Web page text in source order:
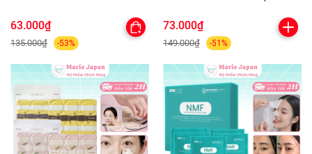
63.000₫
135.000₫ -53%
10ml
73.000₫
149.000₫ -51%